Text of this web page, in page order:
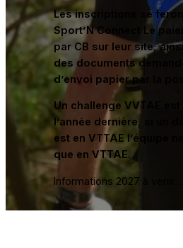
Les inscriptions se
Sport’N Connect Le
par CB sur leur site,
des documents
d’envoi papier par la
Un challenge VVTAE est
l’année dernière, si un
est en VTTAE l’équipe
que en VTTAE.
Informations 2027 à venir…